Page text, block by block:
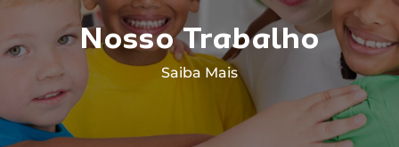
Nosso Trabalho
Saiba Mais